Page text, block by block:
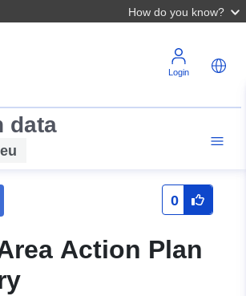
How do you know?
Login
data
0
Action Plan